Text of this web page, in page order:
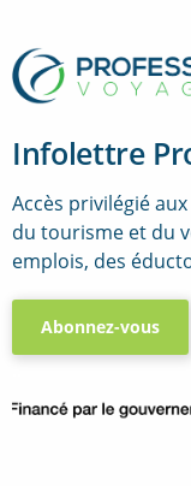
Infolettre
Accès privilégié
du tourisme et du
emplois, des
Abonnez-vous